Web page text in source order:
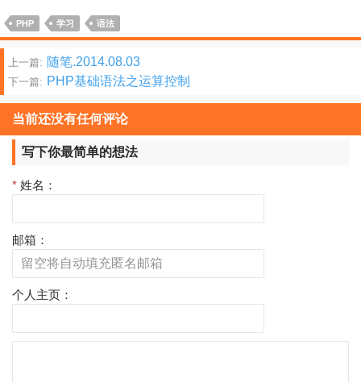
PHP 学习 语法
文
章
分
页
上一篇: 随笔.2014.08.03
下一篇: PHP基础语法之运算控制
当前还没有任何评论
写下你最简单的想法
* 姓名：
邮箱：
个人主页：